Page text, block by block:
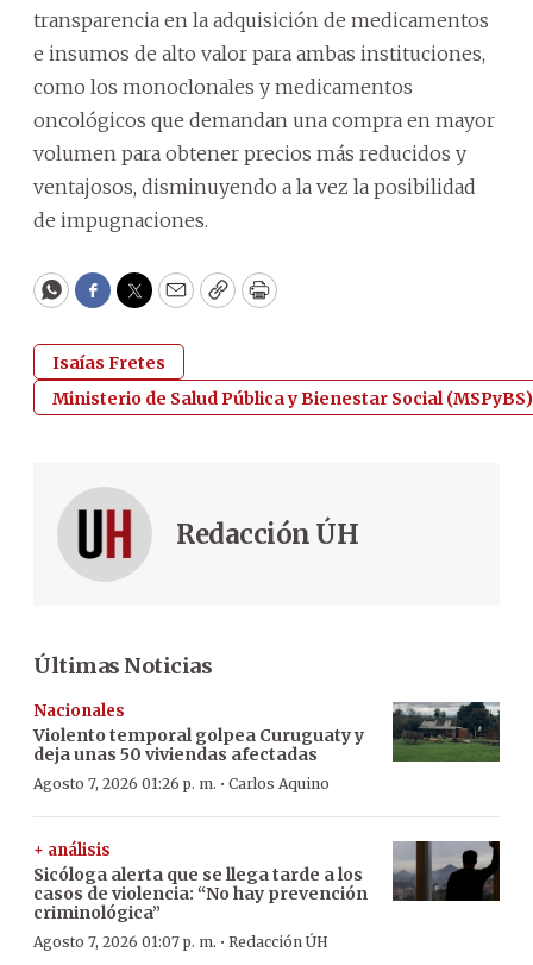
transparencia en la adquisición de medicamentos
e insumos de alto valor para ambas instituciones,
como los monoclonales y medicamentos
oncológicos que demandan una compra en mayor
volumen para obtener precios más reducidos y
ventajosos, disminuyendo a la vez la posibilidad
de impugnaciones.
WhatsApp
Facebook
Twitter
EmailCopyPrint
Isaías Fretes
Ministerio de Salud Pública y Bienestar Social (MSPyBS)
Redacción ÚH
Últimas Noticias
Nacionales
Violento temporal golpea Curuguaty y
deja unas 50 viviendas afectadas
Agosto 7, 2026 01:26 p. m. · Carlos Aquino
+ análisis
Sicóloga alerta que se llega tarde a los
casos de violencia: “No hay prevención
criminológica”
Agosto 7, 2026 01:07 p. m. · Redacción ÚH